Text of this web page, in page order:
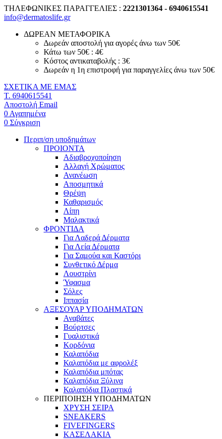
ΤΗΛΕΦΩΝΙΚΕΣ ΠΑΡΑΓΓΕΛΙΕΣ : 2221301364 - 6940615541
info@dermatoslife.gr
ΔΩΡΕΑΝ ΜΕΤΑΦΟΡΙΚΑ
Δωρεάν αποστολή για αγορές άνω των 50€
Κάτω των 50€ : 4€
Κόστος αντικαταβολής : 3€
Δωρεάν η 1η επιστροφή για παραγγελίες άνω των 50€
ΣΧΕΤΙΚΑ ΜΕ ΕΜΑΣ
T. 6940615541
Αποστολή Email
0 Αγαπημένα
0 Σύγκριση
Περιπ/ση υποδημάτων
ΠΡΟΙΟΝΤΑ
Αδιαβροχοποίηση
Αλλαγή Χρώματος
Ανανέωση
Αποσμητικά
Θρέψη
Καθαρισμός
Λίπη
Μαλακτικά
ΦΡΟΝΤΙΔΑ
Για Λαδερά Δέρματα
Για Λεία Δέρματα
Για Σαμούα και Καστόρι
Συνθετικό Δέρμα
Λουστρίνι
Ύφασμα
Σόλες
Ιππασία
ΑΞΕΣΟΥΑΡ ΥΠΟΔΗΜΑΤΩΝ
Αναβάτες
Βούρτσες
Γυαλιστικά
Κορδόνια
Καλαπόδια
Καλαπόδια με αφρολέξ
Καλαπόδια μπότας
Καλαπόδια Ξύλινα
Καλαπόδια Πλαστικά
ΠΕΡΙΠΟΙΗΣΗ ΥΠΟΔΗΜΑΤΩΝ
ΧΡΥΣΗ ΣΕΙΡΑ
SNEAKERS
FIVEFINGERS
ΚΑΣΕΛΑΚΙΑ